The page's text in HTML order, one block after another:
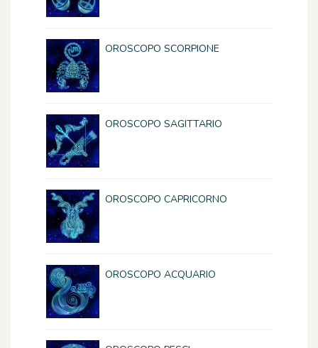
OROSCOPO SCORPIONE
OROSCOPO SAGITTARIO
OROSCOPO CAPRICORNO
OROSCOPO ACQUARIO